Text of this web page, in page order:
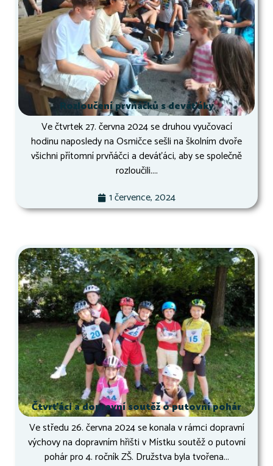
Rozloučení prvňáčků s deváťáky
Ve čtvrtek 27. června 2024 se druhou vyučovací
hodinu naposledy na Osmičce sešli na školním dvoře
všichni přítomní prvňáčci a deváťáci, aby se společně
rozloučili....
1 července, 2024
Čtvrťáci a dopravní soutěž o putovní pohár
Ve středu 26. června 2024 se konala v rámci dopravní
výchovy na dopravním hřišti v Místku soutěž o putovní
pohár pro 4. ročník ZŠ. Družstva byla tvořena...